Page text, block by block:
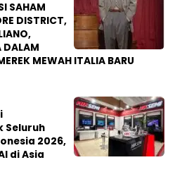
SAHAM
DISTRICT,
DALAM
MEWAH ITALIA BARU
Seluruh
2026,
di Asia